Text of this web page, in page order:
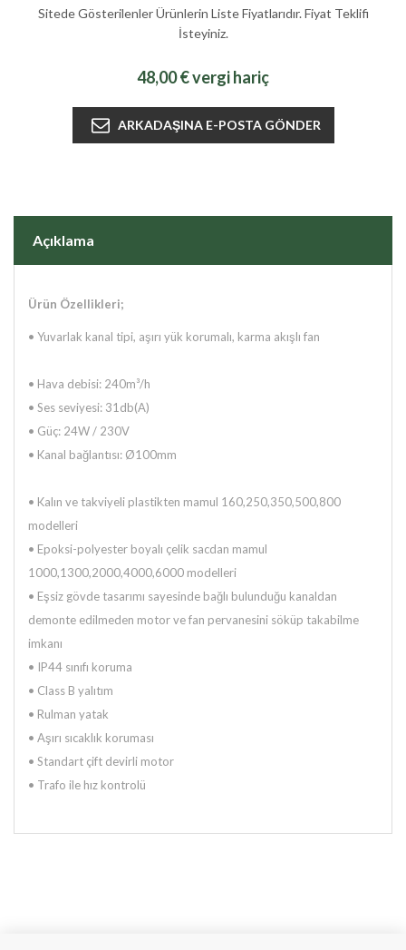
Sitede Gösterilenler Ürünlerin Liste Fiyatlarıdır. Fiyat Teklifi
İsteyiniz.
48,00 € vergi hariç
Açıklama
Ürün Özellikleri;
• Yuvarlak kanal tipi, aşırı yük korumalı, karma akışlı fan
• Hava debisi: 240m³/h
• Ses seviyesi: 31db(A)
• Güç: 24W / 230V
• Kanal bağlantısı: Ø100mm
• Kalın ve takviyeli plastikten mamul 160,250,350,500,800
modelleri
• Epoksi-polyester boyalı çelik sacdan mamul
1000,1300,2000,4000,6000 modelleri
• Eşsiz gövde tasarımı sayesinde bağlı bulunduğu kanaldan
demonte edilmeden motor ve fan pervanesini söküp takabilme
imkanı
• IP44 sınıfı koruma
• Class B yalıtım
• Rulman yatak
• Aşırı sıcaklık koruması
• Standart çift devirli motor
• Trafo ile hız kontrolü